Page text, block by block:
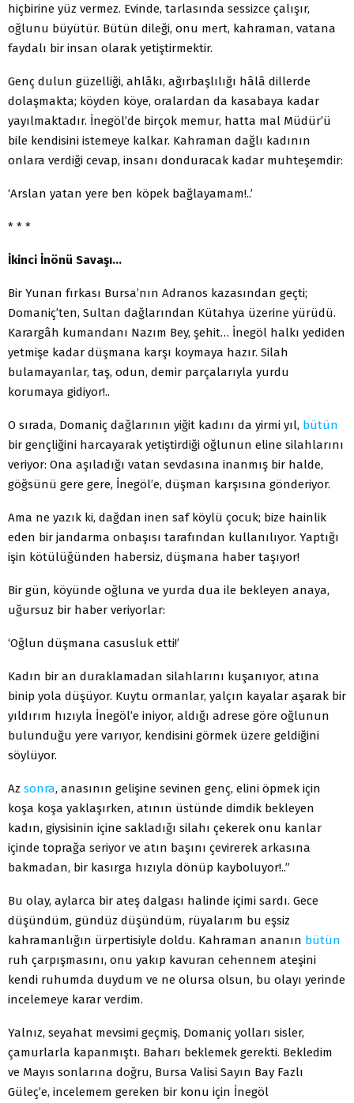
hiçbirine yüz vermez. Evinde, tarlasında sessizce çalışır,
oğlunu büyütür. Bütün dileği, onu mert, kahraman, vatana
faydalı bir insan olarak yetiştirmektir.
Genç dulun güzelliği, ahlâkı, ağırbaşlılığı hâlâ dillerde
dolaşmakta; köyden köye, oralardan da kasabaya kadar
yayılmaktadır. İnegöl’de birçok memur, hatta mal Müdür’ü
bile kendisini istemeye kalkar. Kahraman dağlı kadının
onlara verdiği cevap, insanı donduracak kadar muhteşemdir:
‘Arslan yatan yere ben köpek bağlayamam!..’
* * *
İkinci İnönü Savaşı…
Bir Yunan fırkası Bursa’nın Adranos kazasından geçti;
Domaniç’ten, Sultan dağlarından Kütahya üzerine yürüdü.
Karargâh kumandanı Nazım Bey, şehit… İnegöl halkı yediden
yetmişe kadar düşmana karşı koymaya hazır. Silah
bulamayanlar, taş, odun, demir parçalarıyla yurdu
korumaya gidiyor!..
O sırada, Domaniç dağlarının yiğit kadını da yirmi yıl, bütün
bir gençliğini harcayarak yetiştirdiği oğlunun eline silahlarını
veriyor: Ona aşıladığı vatan sevdasına inanmış bir halde,
göğsünü gere gere, İnegöl’e, düşman karşısına gönderiyor.
Ama ne yazık ki, dağdan inen saf köylü çocuk; bize hainlik
eden bir jandarma onbaşısı tarafından kullanılıyor. Yaptığı
işin kötülüğünden habersiz, düşmana haber taşıyor!
Bir gün, köyünde oğluna ve yurda dua ile bekleyen anaya,
uğursuz bir haber veriyorlar:
‘Oğlun düşmana casusluk etti!’
Kadın bir an duraklamadan silahlarını kuşanıyor, atına
binip yola düşüyor. Kuytu ormanlar, yalçın kayalar aşarak bir
yıldırım hızıyla İnegöl’e iniyor, aldığı adrese göre oğlunun
bulunduğu yere varıyor, kendisini görmek üzere geldiğini
söylüyor.
Az sonra, anasının gelişine sevinen genç, elini öpmek için
koşa koşa yaklaşırken, atının üstünde dimdik bekleyen
kadın, giysisinin içine sakladığı silahı çekerek onu kanlar
içinde toprağa seriyor ve atın başını çevirerek arkasına
bakmadan, bir kasırga hızıyla dönüp kayboluyor!..”
Bu olay, aylarca bir ateş dalgası halinde içimi sardı. Gece
düşündüm, gündüz düşündüm, rüyalarım bu eşsiz
kahramanlığın ürpertisiyle doldu. Kahraman ananın bütün
ruh çarpışmasını, onu yakıp kavuran cehennem ateşini
kendi ruhumda duydum ve ne olursa olsun, bu olayı yerinde
incelemeye karar verdim.
Yalnız, seyahat mevsimi geçmiş, Domaniç yolları sisler,
çamurlarla kapanmıştı. Baharı beklemek gerekti. Bekledim
ve Mayıs sonlarına doğru, Bursa Valisi Sayın Bay Fazlı
Güleç’e, incelemem gereken bir konu için İnegöl